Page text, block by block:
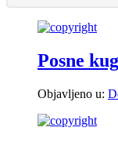
Posne
Objavljeno u: